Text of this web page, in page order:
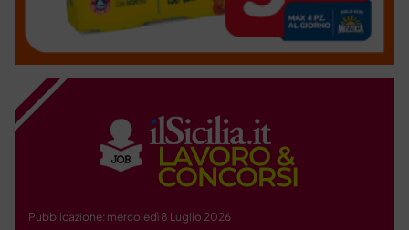
Pubblicazione: mercoledì 8 Luglio 2026